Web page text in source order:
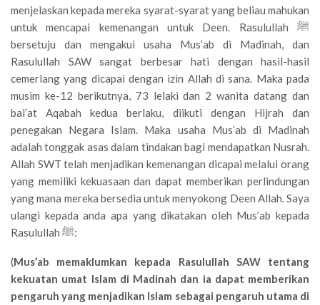
menjelaskan kepada mereka syarat-syarat yang beliau mahukan
untuk mencapai kemenangan untuk Deen. Rasulullah ﷺ
bersetuju dan mengakui usaha Mus’ab di Madinah, dan
Rasulullah SAW sangat berbesar hati dengan hasil-hasil
cemerlang yang dicapai dengan izin Allah di sana. Maka pada
musim ke-12 berikutnya, 73 lelaki dan 2 wanita datang dan
bai’at Aqabah kedua berlaku, diikuti dengan Hijrah dan
penegakan Negara Islam. Maka usaha Mus’ab di Madinah
adalah tonggak asas dalam tindakan bagi mendapatkan Nusrah.
Allah SWT telah menjadikan kemenangan dicapai melalui orang
yang memiliki kekuasaan dan dapat memberikan perlindungan
yang mana mereka bersedia untuk menyokong Deen Allah. Saya
ulangi kepada anda apa yang dikatakan oleh Mus’ab kepada
Rasulullah ﷺ:
(Mus’ab memaklumkan kepada Rasulullah SAW tentang
kekuatan umat Islam di Madinah dan ia dapat memberikan
pengaruh yang menjadikan Islam sebagai pengaruh utama di